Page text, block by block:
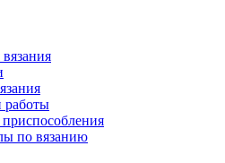
работы
по вязанию